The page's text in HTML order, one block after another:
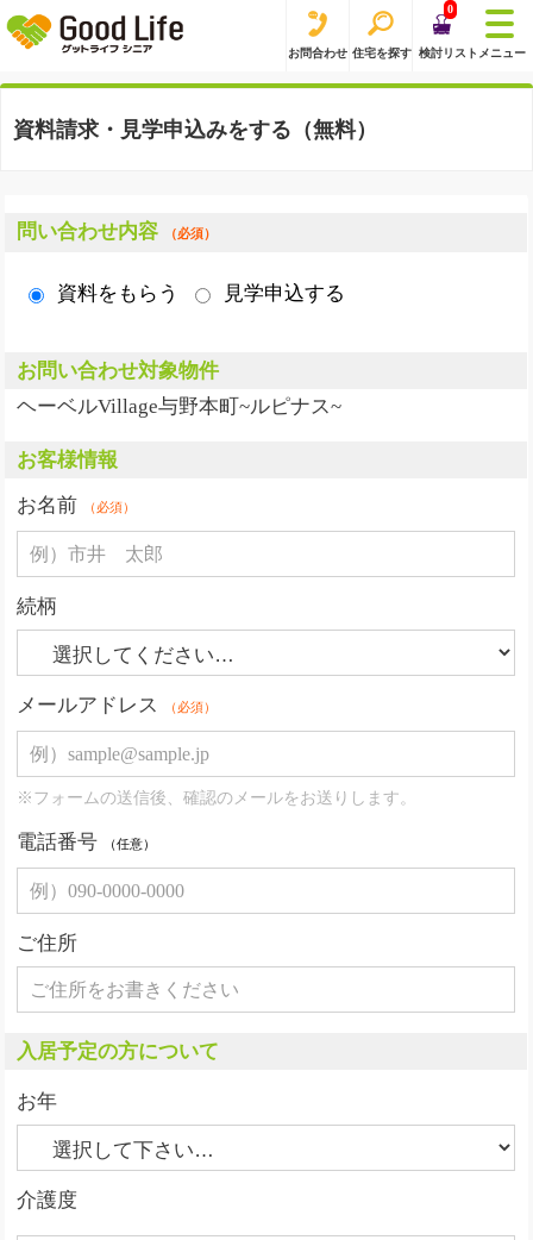
お問合わせ 住宅を探す
0
検討リスト メニュー
資料請求・見学申込みをする（無料）
問い合わせ内容 （必須）
資料をもらう 見学申込する
お問い合わせ対象物件
ヘーベルVillage与野本町~ルピナス~
お客様情報
お名前
（必須）
続柄
メールアドレス （必須）
※フォームの送信後、確認のメールをお送りします。
電話番号 （任意）
ご住所
入居予定の方について
お年
介護度